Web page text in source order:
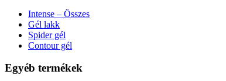
Intense – Összes
Gél lakk
Spider gél
Contour gél
Egyéb termékek